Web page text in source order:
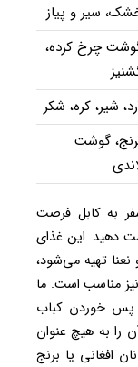
سیر و پیاز
چرخ کرده،
شیر، کره، شکر
گوشت
به کابل فرصت
دهید. این غذای
تهیه می‌شود،
نیز مناسب است. ما
پس خوردن کباب
را به هیچ عنوان
افغانی یا برنج